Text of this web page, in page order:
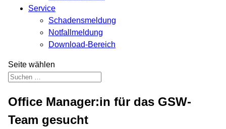
Service
Schadensmeldung
Notfallmeldung
Download-Bereich
Seite wählen
Office Manager:in für das GSW-
Team gesucht